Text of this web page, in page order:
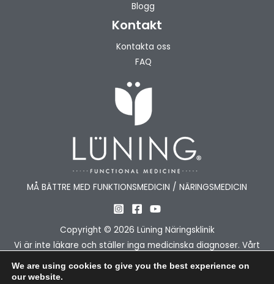
Blogg
Kontakt
Kontakta oss
FAQ
MÅ BÄTTRE MED FUNKTIONSMEDICIN / NÄRINGSMEDICIN
Copyright © 2026 Lüning Näringsklinik
Vi är inte läkare och ställer inga medicinska diagnoser. Vårt
fokus är att stödja kroppens egna funktioner genom kost,
livsstil och näringsämnen.Vid sjukdom eller allvarliga besvär
We are using cookies to give you the best experience on
our website.